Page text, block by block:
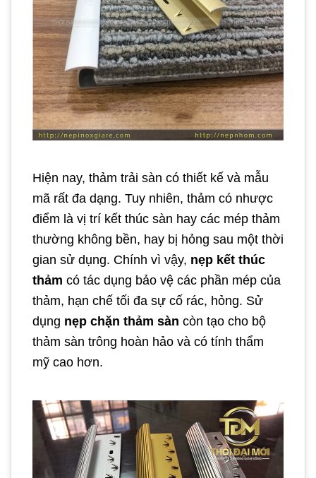
Hiện nay, thảm trải sàn có thiết kế và mẫu
mã rất đa dạng. Tuy nhiên, thảm có nhược
điểm là vị trí kết thúc sàn hay các mép thảm
thường không bền, hay bị hỏng sau một thời
gian sử dụng. Chính vì vậy, nẹp kết thúc
thảm có tác dụng bảo vệ các phần mép của
thảm, hạn chế tối đa sự cố rác, hỏng. Sử
dụng nẹp chặn thảm sàn còn tạo cho bộ
thảm sàn trông hoàn hảo và có tính thẩm
mỹ cao hơn.